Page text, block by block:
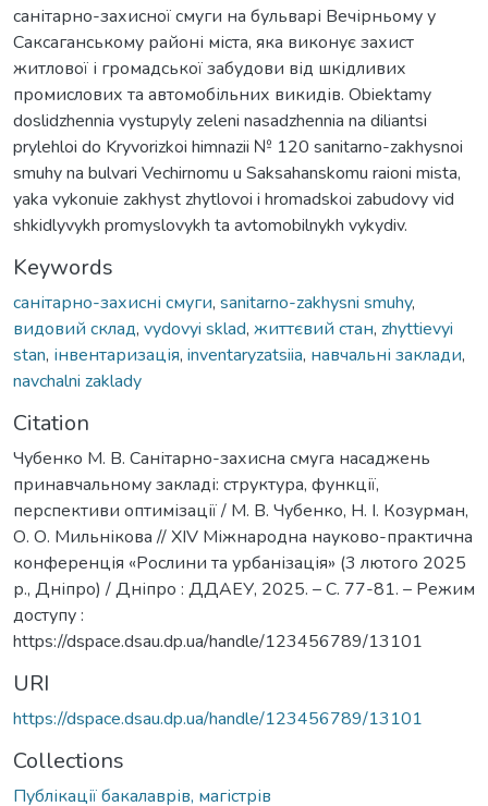
санітарно-захисної смуги на бульварі Вечірньому у
Саксаганському районі міста, яка виконує захист
житлової і громадської забудови від шкідливих
промислових та автомобільних викидів. Obiektamy
doslidzhennia vystupyly zeleni nasadzhennia na diliantsi
prylehloi do Kryvorizkoi himnazii № 120 sanitarno-zakhysnoi
smuhy na bulvari Vechirnomu u Saksahanskomu raioni mista,
yaka vykonuie zakhyst zhytlovoi i hromadskoi zabudovy vid
shkidlyvykh promyslovykh ta avtomobilnykh vykydiv.
Keywords
санітарно-захисні смуги, sanitarno-zakhysni smuhy,
видовий склад, vydovyi sklad, життєвий стан, zhyttievyi
stan, інвентаризація, inventaryzatsiia, навчальні заклади,
navchalni zaklady
Citation
Чубенко М. В. Санітарно-захисна смуга насаджень
принавчальному закладі: структура, функції,
перспективи оптимізації / М. В. Чубенко, Н. І. Козурман,
О. О. Мильнікова // XIV Міжнародна науково-практична
конференція «Рослини та урбанізація» (3 лютого 2025
р., Дніпро) / Дніпро : ДДАЕУ, 2025. – С. 77-81. – Режим
доступу :
https://dspace.dsau.dp.ua/handle/123456789/13101
URI
https://dspace.dsau.dp.ua/handle/123456789/13101
Collections
Публікації бакалаврів, магістрів